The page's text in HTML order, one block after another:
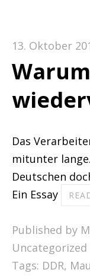
13. Oktober
Das
mitunter
Deutschen
Ein Essay
Published by
Uncategorized
Tags: DDR,